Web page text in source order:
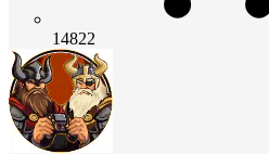
14822